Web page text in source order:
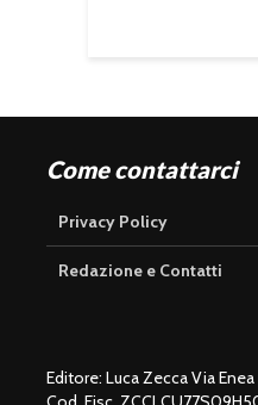
Come contattarci
Privacy Policy
Redazione e Contatti
Editore: Luca Zecca Via